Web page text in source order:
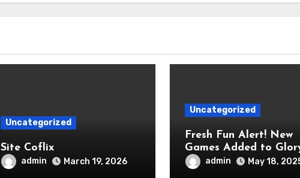
Uncategorized
Site Coflix
admin March 19, 2026
Uncategorized
Fresh Fun Alert! New
Games Added to
Casino This Month
admin May 18,